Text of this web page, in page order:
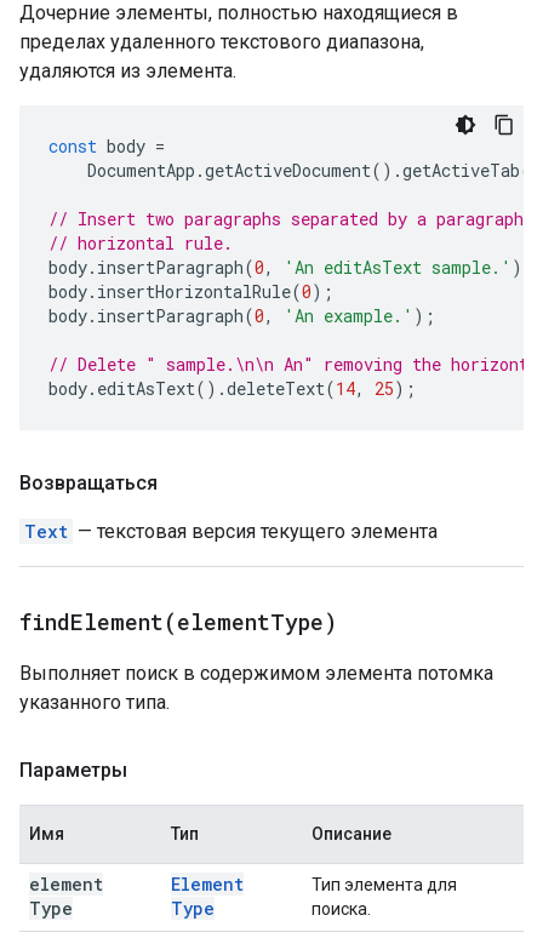
Дочерние элементы, полностью находящиеся в
пределах удаленного текстового диапазона,
удаляются из элемента.
const body =
DocumentApp .getActiveDocument().getActiveTab
// Insert two paragraphs separated by a paragraph
// horizontal rule.
body. insertParagraph(0, 'An editAsText sample.' );
body. insertHorizontalRule(0);
body. insertParagraph(0, 'An example.' );
// Delete " sample.\n\n An" removing the
body. editAsText().deleteText(14, 25);
Возвращаться
Text — текстовая версия текущего элемента
findElement(elementType)
Выполняет поиск в содержимом элемента потомка
указанного типа.
Параметры
Имя Тип Описание
element
Type
Element
Type
Тип элемента для
поиска.